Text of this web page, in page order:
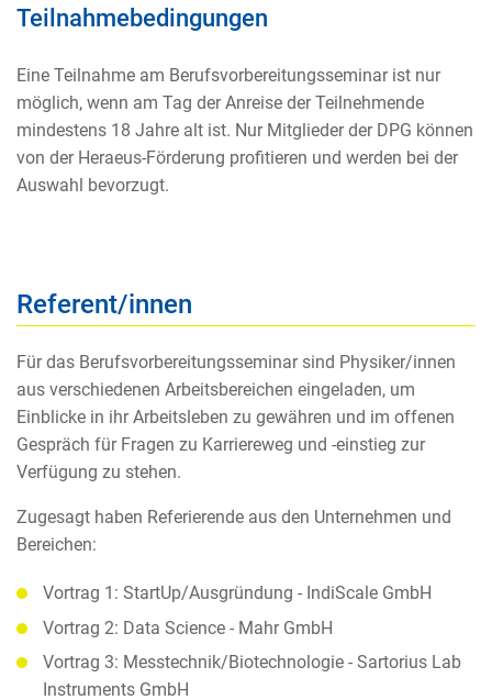
Teilnahmebedingungen
Eine Teilnahme am Berufsvorbereitungsseminar ist nur
möglich, wenn am Tag der Anreise der Teilnehmende
mindestens 18 Jahre alt ist. Nur Mitglieder der DPG können
von der Heraeus-Förderung profitieren und werden bei der
Auswahl bevorzugt.
Referent/innen
Für das Berufsvorbereitungsseminar sind Physiker/innen
aus verschiedenen Arbeitsbereichen eingeladen, um
Einblicke in ihr Arbeitsleben zu gewähren und im offenen
Gespräch für Fragen zu Karriereweg und -einstieg zur
Verfügung zu stehen.
Zugesagt haben Referierende aus den Unternehmen und
Bereichen:
Vortrag 1: StartUp/Ausgründung - IndiScale GmbH
Vortrag 2: Data Science - Mahr GmbH
Vortrag 3: Messtechnik/Biotechnologie - Sartorius Lab
Instruments GmbH